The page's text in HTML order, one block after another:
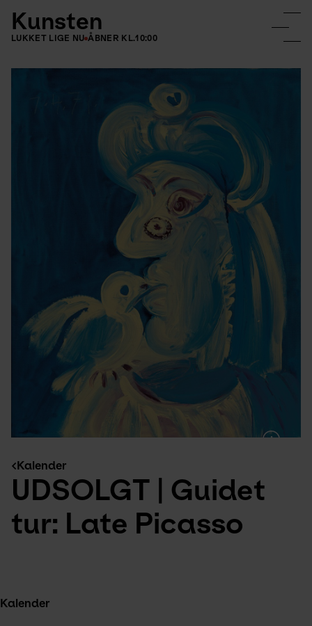
Kunsten
LUKKET LIGE NU ÅBNER KL.10:00
Kalender
UDSOLGT | Guidet
tur: Late Picasso
Kalender